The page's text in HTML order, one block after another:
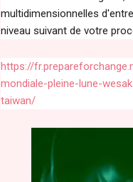
multidimensionnelles
niveau suivant de votre
https://
mondiale-pleine-lune-
taiwan/